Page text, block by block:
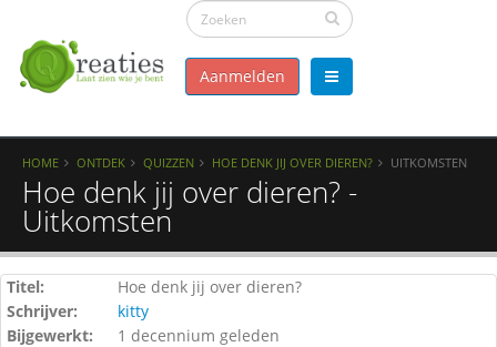
Aanmelden
HOME ONTDEK QUIZZEN HOE DENK JIJ OVER DIEREN? UITKOMSTEN
Hoe denk jij over dieren? -
Uitkomsten
Titel:
Hoe denk jij over dieren?
Schrijver:
kitty
Bijgewerkt:
1 decennium geleden